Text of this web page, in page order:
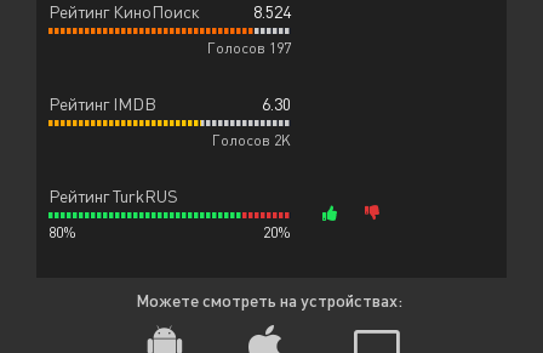
Рейтинг КиноПоиск 8.524
Голосов 197
Рейтинг IMDB 6.30
Голосов 2K
Рейтинг TurkRUS
80% 20%
Можете смотреть на устройствах: